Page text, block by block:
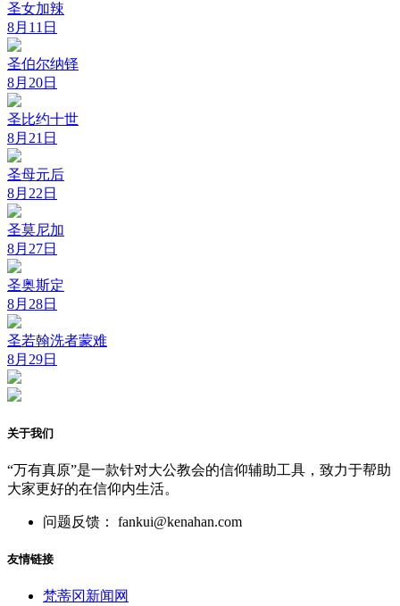
圣女加辣
8月11日
圣伯尔纳铎
8月20日
圣比约十世
8月21日
圣母元后
8月22日
圣莫尼加
8月27日
圣奥斯定
8月28日
圣若翰洗者蒙难
8月29日
关于我们
“万有真原”是一款针对大公教会的信仰辅助工具，致力于帮助
大家更好的在信仰内生活。
问题反馈： fankui@kenahan.com
友情链接
梵蒂冈新闻网